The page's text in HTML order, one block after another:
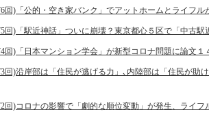
回)「公的・空き家バンク」でアットホームとライフル
回)「駅近神話」ついに崩壊？東京都心５区で「中古駅
回)「日本マンション学会」が新型コロナ問題に論文１
回)沿岸部は「住民が逃げる力」､内陸部は「住民が助
回)コロナの影響で「劇的な順位変動」が発生、ライ